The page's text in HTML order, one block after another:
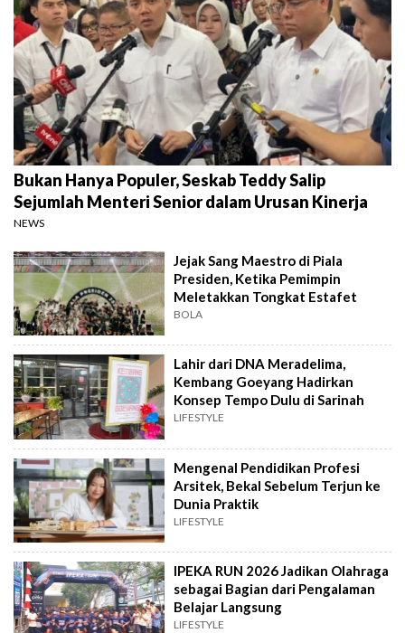
Bukan Hanya Populer, Seskab Teddy Salip
Sejumlah Menteri Senior dalam Urusan Kinerja
NEWS
Jejak Sang Maestro di Piala
Presiden, Ketika Pemimpin
Meletakkan Tongkat Estafet
BOLA
Lahir dari DNA Meradelima,
Kembang Goeyang Hadirkan
Konsep Tempo Dulu di Sarinah
LIFESTYLE
Mengenal Pendidikan Profesi
Arsitek, Bekal Sebelum Terjun ke
Dunia Praktik
LIFESTYLE
IPEKA RUN 2026 Jadikan Olahraga
sebagai Bagian dari Pengalaman
Belajar Langsung
LIFESTYLE